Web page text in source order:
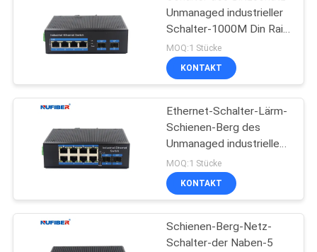
Unmanaged industrieller
Schalter-1000M Din Rail
Ethernet
MOQ:1 Stücke
KONTAKT
Ethernet-Schalter-Lärm-
Schienen-Berg des
Unmanaged industriellen
Schalter-8port
industrieller
MOQ:1 Stücke
KONTAKT
Schienen-Berg-Netz-
Schalter-der Naben-5